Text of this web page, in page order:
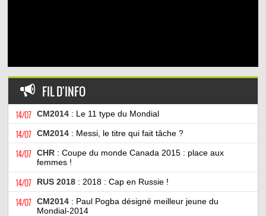
FIL D'INFO
14/07 CM2014 : Le 11 type du Mondial
14/07 CM2014 : Messi, le titre qui fait tâche ?
14/07 CHR : Coupe du monde Canada 2015 : place aux
femmes !
14/07 RUS 2018 : 2018 : Cap en Russie !
14/07 CM2014 : Paul Pogba désigné meilleur jeune du
Mondial-2014